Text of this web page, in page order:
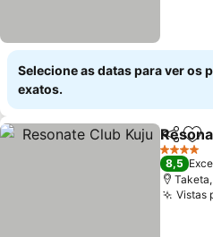
Selecione as datas para ver os
exatos.
Partilhar
4 Estrelas
8,5
Vistas